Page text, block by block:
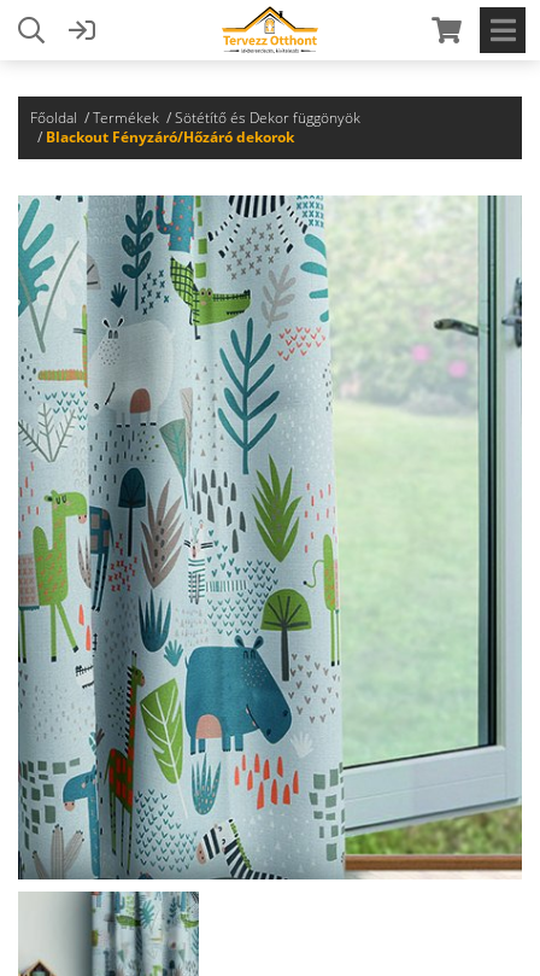
Főoldal Termékek
Sötétítő és Dekor függönyök
Blackout Fényzáró/Hőzáró dekorok